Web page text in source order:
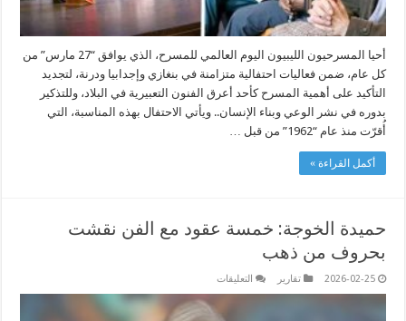
أحيا المسرحيون الليبيون اليوم العالمي للمسرح، الذي يوافق “27 مارس” من
كل عام، ضمن فعاليات احتفالية متزامنة في بنغازي وإجدابيا ودرنة، لتجديد
التأكيد على أهمية المسرح كأحد أعرق الفنون التعبيرية في البلاد، وللتذكير
بدوره في نشر الوعي وبناء الإنسان.. ويأتي الاحتفال بهذه المناسبة، التي
أُقرّت منذ عام “1962” من قبل …
أكمل القراءة »
حميدة الخوجة: خمسة عقود مع الفن نقشت
بحروف من ذهب
2026-02-25 تقارير التعليقات
الخوجة:
خمسة